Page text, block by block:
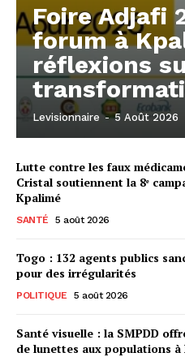
Foire Adjafi
forum à
réflexions
Levisionnaire - 5 Août 2026
Lutte contre les faux
Cristal soutiennent la 8ᵉ
Kpalimé
SANTÉ 5 août 2026
Togo : 132 agents publics
pour des irrégularités
POLITIQUE 5 août 2026
Santé visuelle : la SMPDD
de lunettes aux populations à